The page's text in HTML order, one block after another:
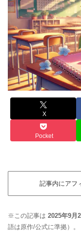
X
Pocket
記事内にアフ
※この記事は 2025年9月
語は原作/公式に準拠）。